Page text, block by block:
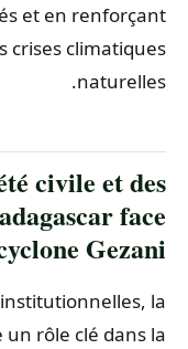
et en renforçant
crises climatiques
naturelles.
civile et des
face
Gezani
la
rôle clé dans la